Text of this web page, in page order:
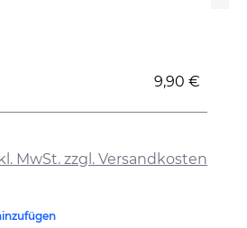
MwSt. zzgl. Versandkosten
9,90 €